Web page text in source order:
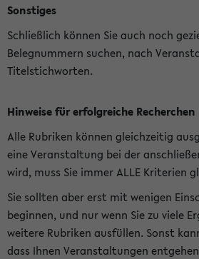
Sonstiges
Schließlich können Sie auch noch
Belegnummern suchen, nach
Titelstichworten.
Hinweise für erfolgreiche Recherchen
Alle Rubriken können gleichzeitig
eine Veranstaltung bei der
wird, muss Sie immer ALLE Kriterien
Sie sollten aber erst mit wenigen
beginnen, und nur wenn Sie zu viele
weitere Rubriken ausfüllen. Sonst
dass Ihnen Veranstaltungen